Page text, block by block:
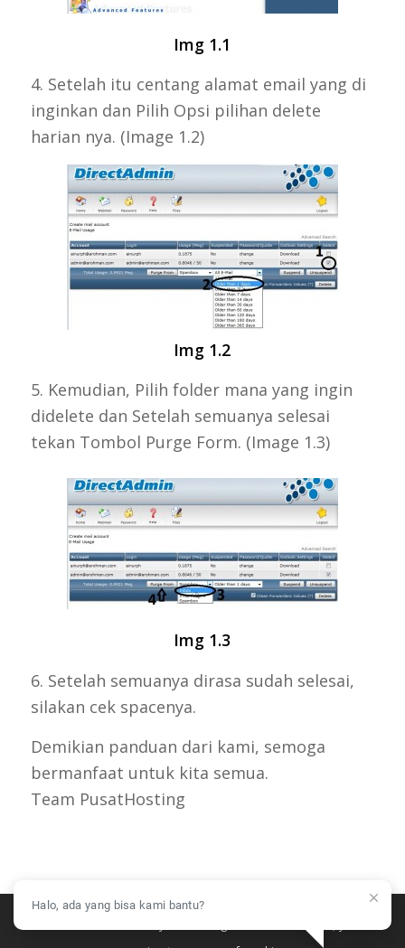
Img 1.1
4. Setelah itu centang alamat email yang di
inginkan dan Pilih Opsi pilihan delete
harian nya. (Image 1.2)
Img 1.2
5. Kemudian, Pilih folder mana yang ingin
didelete dan Setelah semuanya selesai
tekan Tombol Purge Form. (Image 1.3)
Img 1.3
6. Setelah semuanya dirasa sudah selesai,
silakan cek spacenya.
Demikian panduan dari kami, semoga
bermanfaat untuk kita semua.
Team PusatHosting
Halo, ada yang bisa kami bantu?